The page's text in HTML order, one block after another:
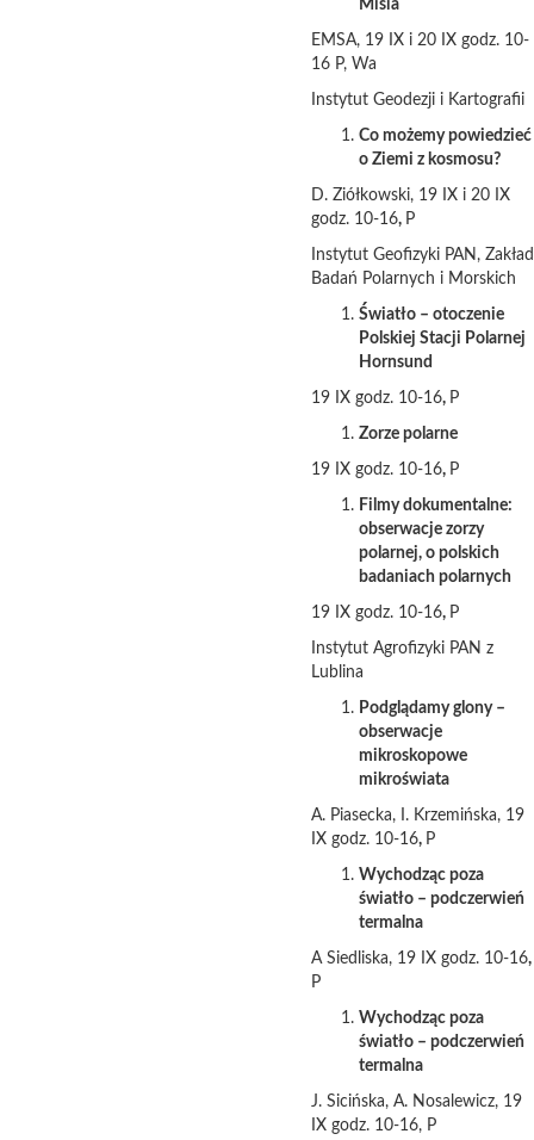
Misia
EMSA, 19 IX i 20 IX godz. 10-
16 P, Wa
Instytut Geodezji i Kartografii
Co możemy powiedzieć
o Ziemi z kosmosu?
D. Ziółkowski, 19 IX i 20 IX
godz. 10-16, P
Instytut Geofizyki PAN, Zakład
Badań Polarnych i Morskich
Światło – otoczenie
Polskiej Stacji Polarnej
Hornsund
19 IX godz. 10-16, P
Zorze polarne
19 IX godz. 10-16, P
Filmy dokumentalne:
obserwacje zorzy
polarnej, o polskich
badaniach polarnych
19 IX godz. 10-16, P
Instytut Agrofizyki PAN z
Lublina
Podglądamy glony –
obserwacje
mikroskopowe
mikroświata
A. Piasecka, I. Krzemińska, 19
IX godz. 10-16, P
Wychodząc poza
światło – podczerwień
termalna
A Siedliska, 19 IX godz. 10-16,
P
Wychodząc poza
światło – podczerwień
termalna
J. Sicińska, A. Nosalewicz, 19
IX godz. 10-16, P